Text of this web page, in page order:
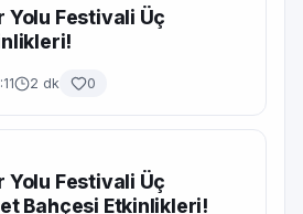
Yolu Festivali Üç
2 dk 0
Yolu Festivali Üç
Bahçesi Etkinlikleri!